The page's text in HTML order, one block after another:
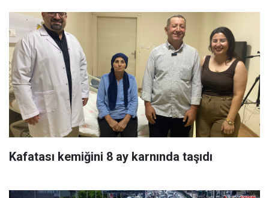
Kafatası kemiğini 8 ay karnında taşıdı